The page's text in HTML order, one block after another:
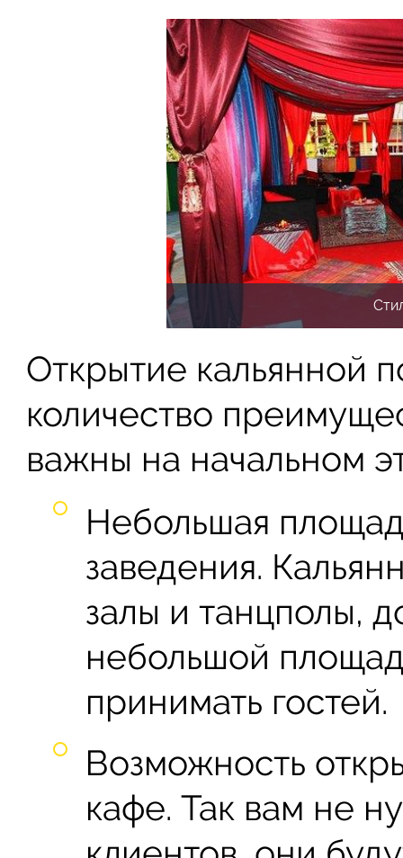
Открытие кальянной
количество
важны на начальном
Небольшая
заведения.
залы и танцполы,
небольшой
принимать гостей.
Возможность
кафе. Так вам не